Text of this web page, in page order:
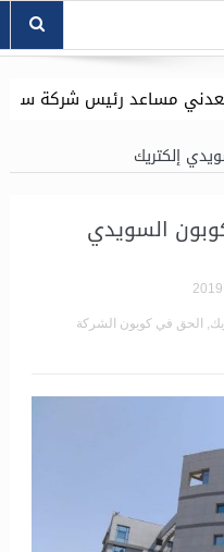
رئيس شركة سوكو للشئون
إلكتريك
السويدي
الحق في كوبون الشركة